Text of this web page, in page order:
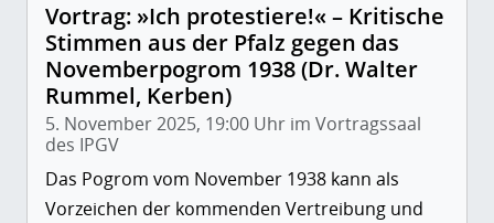
Vortrag: »Ich protestiere!« – Kritische
Stimmen aus der Pfalz gegen das
Novemberpogrom 1938 (Dr. Walter
Rummel, Kerben)
5. November 2025, 19:00 Uhr im Vortragssaal
des IPGV
Das Pogrom vom November 1938 kann als
Vorzeichen der kommenden Vertreibung und